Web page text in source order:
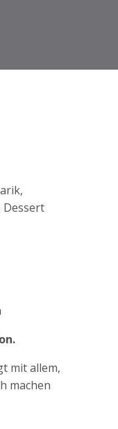
Dessert
mit allem,
machen